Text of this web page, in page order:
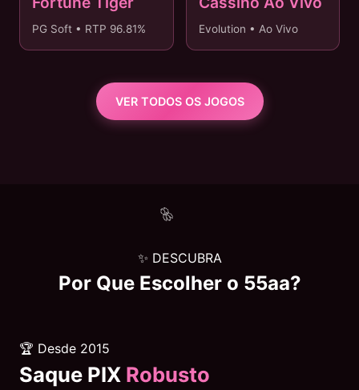
PG Soft • RTP 96.81% Evolution • Ao Vivo
VER TODOS OS JOGOS
✨ DESCUBRA
Por Que Escolher o 55aa?
🏆 Desde 2015
Saque PIX Robusto